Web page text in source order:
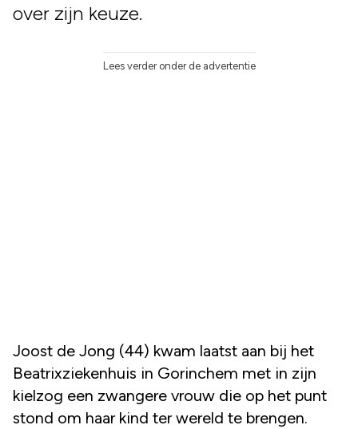
over zijn keuze.
Lees verder onder de advertentie
Joost de Jong (44) kwam laatst aan bij het
Beatrixziekenhuis in Gorinchem met in zijn
kielzog een zwangere vrouw die op het punt
stond om haar kind ter wereld te brengen.